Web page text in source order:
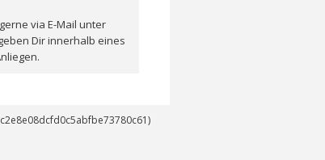
via E-Mail unter
Dir innerhalb eines